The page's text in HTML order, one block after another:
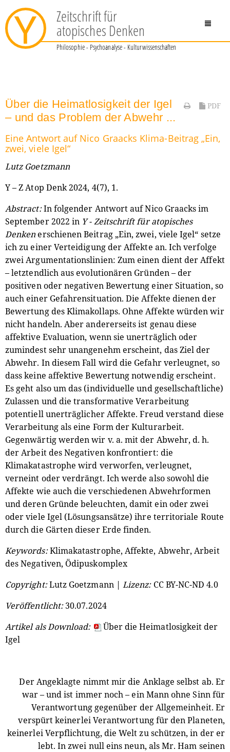
Y Zeitschrift für
atopisches Denken
Philosophie - Psychoanalyse - Kulturwissenschaften
PDF
Über die Heimatlosigkeit der Igel
– und das Problem der Abwehr ...
Eine Antwort auf Nico Graacks Klima-Beitrag „Ein,
zwei, viele Igel“
Lutz Goetzmann
Y – Z Atop Denk 2024, 4(7), 1.
Abstract:In folgender Antwort auf Nico Graacks im
September 2022 in Y - Zeitschrift für atopisches
Denkenerschienen Beitrag „Ein, zwei, viele Igel“ setze
ich zu einer Verteidigung der Affekte an. Ich verfolge
zwei Argumentationslinien: Zum einen dient der Affekt
– letztendlich aus evolutionären Gründen – der
positiven oder negativen Bewertung einer Situation, so
auch einer Gefahrensituation. Die Affekte dienen der
Bewertung des Klimakollaps. Ohne Affekte würden wir
nicht handeln. Aber andererseits ist genau diese
affektive Evaluation, wenn sie unerträglich oder
zumindest sehr unangenehm erscheint, das Ziel der
Abwehr. In diesem Fall wird die Gefahr verleugnet, so
dass keine affektive Bewertung notwendig erscheint.
Es geht also um das (individuelle und gesellschaftliche)
Zulassen und die transformative Verarbeitung
potentiell unerträglicher Affekte. Freud verstand diese
Verarbeitung als eine Form der Kulturarbeit.
Gegenwärtig werden wir v. a. mit der Abwehr, d. h.
der Arbeit des Negativen konfrontiert: die
Klimakatastrophe wird verworfen, verleugnet,
verneint oder verdrängt. Ich werde also sowohl die
Affekte wie auch die verschiedenen Abwehrformen
und deren Gründe beleuchten, damit ein oder zwei
oder viele Igel (Lösungsansätze) ihre territoriale Route
durch die Gärten dieser Erde finden.
Keywords:Klimakatastrophe, Affekte, Abwehr, Arbeit
des Negativen, Ödipuskomplex
Copyright:Lutz Goetzmann | Lizenz:CC BY-NC-ND 4.0
Veröffentlicht:30.07.2024
Artikel als Download:
Über die Heimatlosigkeit der
Igel
Der Angeklagte nimmt mir die Anklage selbst ab. Er
war – und ist immer noch – ein Mann ohne Sinn für
Verantwortung gegenüber der Allgemeinheit. Er
verspürt keinerlei Verantwortung für den Planeten,
keinerlei Verpflichtung, die Welt zu schützen, in der er
lebt. In zwei null eins neun, als Mr. Ham seinen